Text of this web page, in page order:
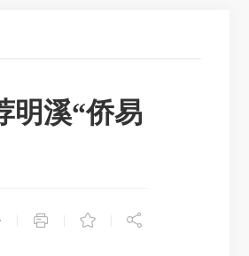
明溪“侨易
  